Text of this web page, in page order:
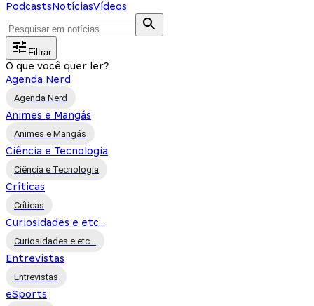
PodcastsNotíciasVídeos
Filtrar
O que você quer ler?
Agenda Nerd
Agenda Nerd
Animes e Mangás
Animes e Mangás
Ciência e Tecnologia
Ciência e Tecnologia
Críticas
Críticas
Curiosidades e etc...
Curiosidades e etc...
Entrevistas
Entrevistas
eSports